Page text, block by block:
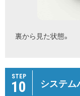
裏から見た状態。
STEP
10 システム